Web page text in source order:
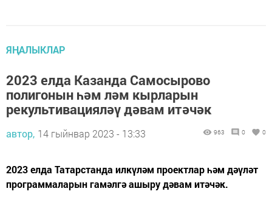
ЯҢАЛЫКЛАР
2023 елда Казанда Самосырово
полигонын һәм ләм кырларын
рекультивацияләү дәвам итәчәк
автор, 14 гыйнвар 2023 - 13:33 963 0 0
2023 елда Татарстанда илкүләм проектлар һәм дәүләт
программаларын гамәлгә ашыру дәвам итәчәк.